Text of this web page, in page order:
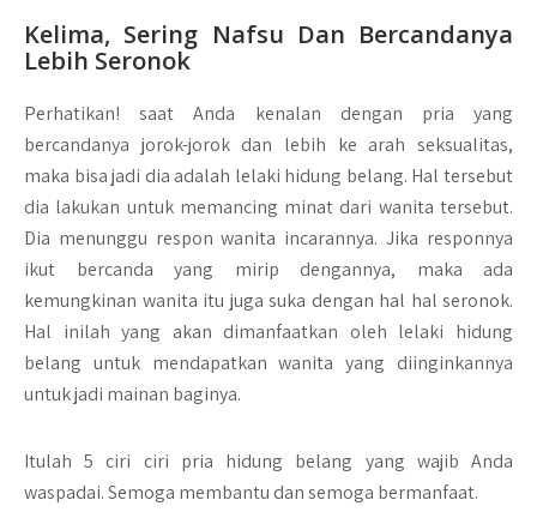
Kelima, Sering Nafsu Dan Bercandanya
Lebih Seronok
Perhatikan! saat Anda kenalan dengan pria yang
bercandanya jorok-jorok dan lebih ke arah seksualitas,
maka bisa jadi dia adalah lelaki hidung belang. Hal tersebut
dia lakukan untuk memancing minat dari wanita tersebut.
Dia menunggu respon wanita incarannya. Jika responnya
ikut bercanda yang mirip dengannya, maka ada
kemungkinan wanita itu juga suka dengan hal hal seronok.
Hal inilah yang akan dimanfaatkan oleh lelaki hidung
belang untuk mendapatkan wanita yang diinginkannya
untuk jadi mainan baginya.
Itulah 5 ciri ciri pria hidung belang yang wajib Anda
waspadai. Semoga membantu dan semoga bermanfaat.